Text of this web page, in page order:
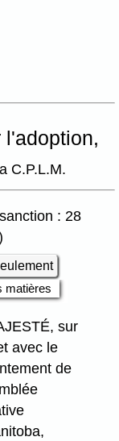
l'adoption,
C.P.L.M.
: 28
matières
sur
avec le
de